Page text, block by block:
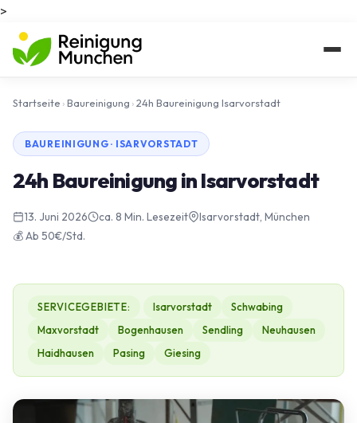
>
Startseite ›Baureinigung ›24h Baureinigung Isarvorstadt
BAUREINIGUNG · ISARVORSTADT
24h Baureinigung in Isarvorstadt
13. Juni 2026 ca. 8 Min. Lesezeit
Isarvorstadt, München
💰 Ab 50€/Std.
SERVICEGEBIETE: Isarvorstadt
Schwabing
Maxvorstadt
Bogenhausen Sendling
Neuhausen
Haidhausen
Pasing Giesing